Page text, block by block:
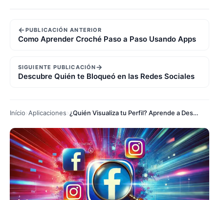
←PUBLICACIÓN ANTERIOR
Como Aprender Croché Paso a Paso Usando Apps
SIGUIENTE PUBLICACIÓN→
Descubre Quién te Bloqueó en las Redes Sociales
Início Aplicaciones ¿Quién Visualiza tu Perfil? Aprende a Descubrirlo